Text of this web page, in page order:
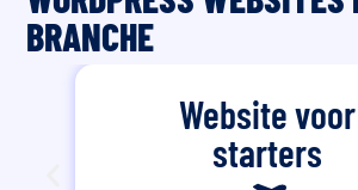
BRANCHE
Website voor
starters